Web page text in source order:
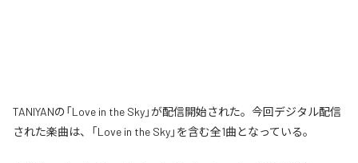
TANIYANの「Love in the Sky」が配信開始された。今回デジタル配信
された楽曲は、「Love in the Sky」を含む全1曲となっている。